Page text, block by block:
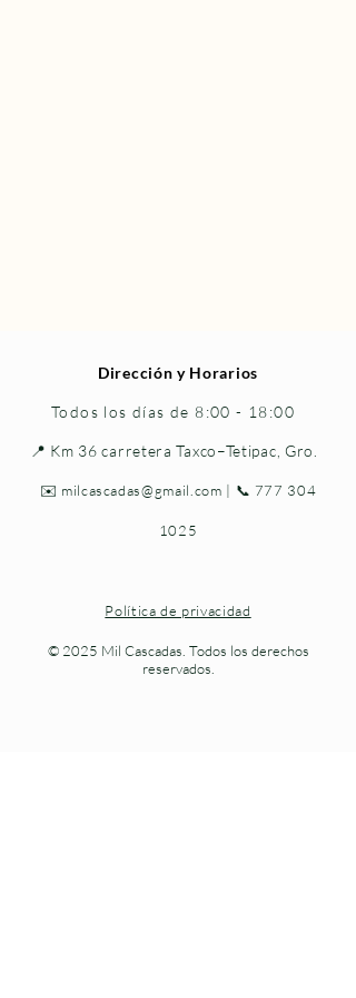
Dirección y Horarios
Todos los días de 8:00 - 18:00
📍 Km 36 carretera Taxco–Tetipac, Gro.
✉️ milcascadas@gmail.com | 📞 777 304
1025
Política de privacidad
© 2025 Mil Cascadas. Todos los derechos
reservados.